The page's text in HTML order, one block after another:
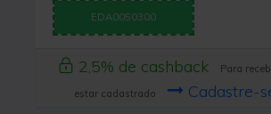
EDA0050300
2,5% de cashback
Para
estar cadastrado
Cadastre-